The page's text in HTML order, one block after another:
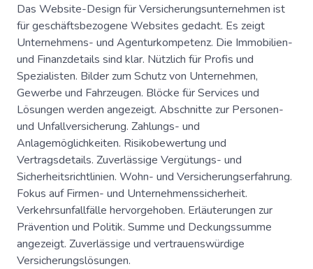
Das Website-Design für Versicherungsunternehmen ist
für geschäftsbezogene Websites gedacht. Es zeigt
Unternehmens- und Agenturkompetenz. Die Immobilien-
und Finanzdetails sind klar. Nützlich für Profis und
Spezialisten. Bilder zum Schutz von Unternehmen,
Gewerbe und Fahrzeugen. Blöcke für Services und
Lösungen werden angezeigt. Abschnitte zur Personen-
und Unfallversicherung. Zahlungs- und
Anlagemöglichkeiten. Risikobewertung und
Vertragsdetails. Zuverlässige Vergütungs- und
Sicherheitsrichtlinien. Wohn- und Versicherungserfahrung.
Fokus auf Firmen- und Unternehmenssicherheit.
Verkehrsunfallfälle hervorgehoben. Erläuterungen zur
Prävention und Politik. Summe und Deckungssumme
angezeigt. Zuverlässige und vertrauenswürdige
Versicherungslösungen.